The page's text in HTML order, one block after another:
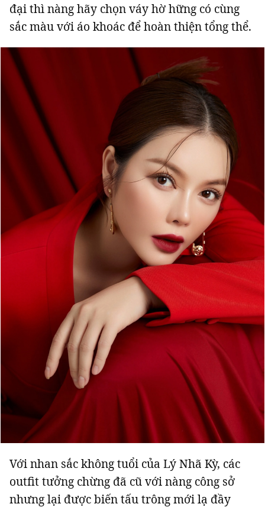
đại thì nàng hãy chọn váy hờ hững có cùng
sắc màu với áo khoác để hoàn thiện tổng thể.
Với nhan sắc không tuổi của Lý Nhã Kỳ, các
outfit tưởng chừng đã cũ với nàng công sở
nhưng lại được biến tấu trông mới lạ đầy